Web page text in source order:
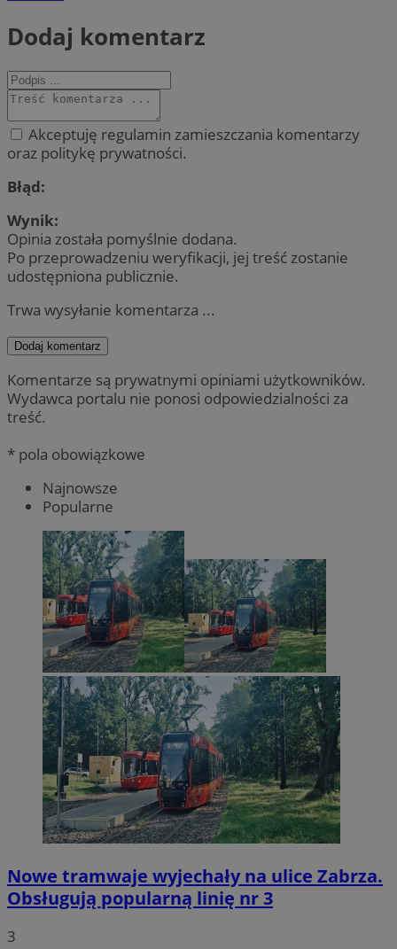
Dodaj komentarz
Akceptuję regulamin zamieszczania komentarzy
oraz politykę prywatności.
Błąd:
Wynik:
Opinia została pomyślnie dodana.
Po przeprowadzeniu weryfikacji, jej treść zostanie
udostępniona publicznie.
Trwa wysyłanie komentarza ...
Dodaj komentarz
Komentarze są prywatnymi opiniami użytkowników.
Wydawca portalu nie ponosi odpowiedzialności za
treść.
* pola obowiązkowe
Najnowsze
Popularne
Nowe tramwaje wyjechały na ulice Zabrza.
Obsługują popularną linię nr 3
3